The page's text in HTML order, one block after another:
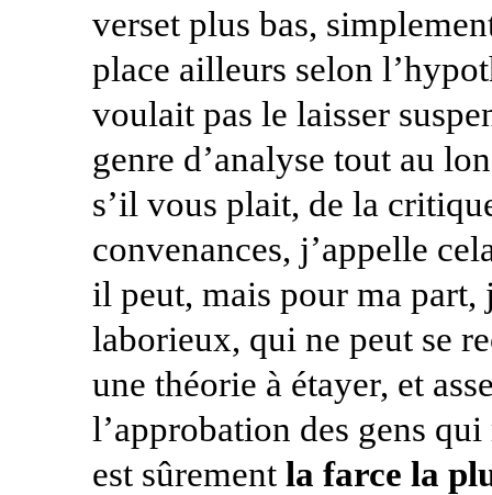
verset plus bas,
place ailleurs selon
voulait pas le laisser
genre d’analyse tout au
s’il vous plait, de la
convenances, j’appelle
il peut, mais pour ma part,
laborieux, qui ne peut se
une théorie à étayer, et
l’approbation des gens
est sûrement la farce la